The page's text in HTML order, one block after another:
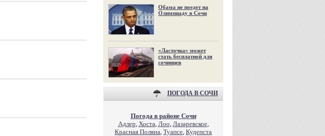
Обама не поедет на
Олимпиаду в Сочи
«Ласточка» может
стать бесплатной для
сочинцев
ПОГОДА В СОЧИ
Погода в районе Сочи
Адлер, Хоста, Лоо, Лазаревское,
Красная Поляна, Туапсе, Кудепста